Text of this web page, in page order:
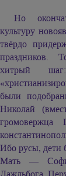
Но
культуру
твёрдо
праздников.
хитрый
были
Николай
Ибо русы, дети
Мать —